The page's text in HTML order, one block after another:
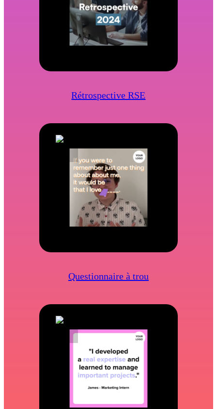
Rétrospective RSE
Questionnaire à trou